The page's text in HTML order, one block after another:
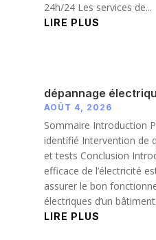
24h/24 Les services de...
LIRE PLUS
dépannage
AOÛT 4, 2026
Sommaire Introduction
identifié Intervention de
et tests Conclusion
efficace de l’électricité
assurer le bon
électriques d’un
LIRE PLUS